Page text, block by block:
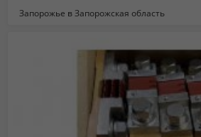
Запорожье в Запорожская область